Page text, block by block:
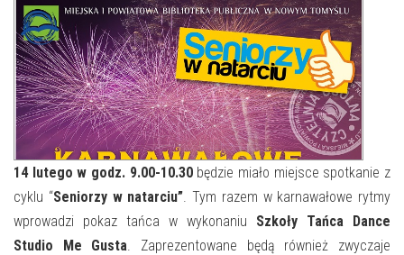
AKTUALNOŚCI
NAJBLIŻSZE WYDARZENIA
WYDARZENIA BIEŻĄCE
WYDARZYŁO SIĘ
NASZA OFERTA
STREFA WIEDZY O REGIONIE
STREFA KOLORU
FORMY STAŁE
NASZE FILIE
POLECANE STRONY
14 lutego w godz. 9.00-10.30będzie miało miejsce spotkanie z
cyklu “Seniorzy w natarciu”. Tym razem w karnawałowe rytmy
wprowadzi pokaz tańca w wykonaniu Szkoły Tańca Dance
Studio Me Gusta. Zaprezentowane będą również zwyczaje